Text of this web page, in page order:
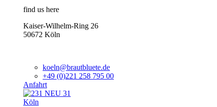
find us here
Kaiser-Wilhelm-Ring 26
50672 Köln
koeln@brautbluete.de
+49 (0)221 258 795 00
Anfahrt
Köln